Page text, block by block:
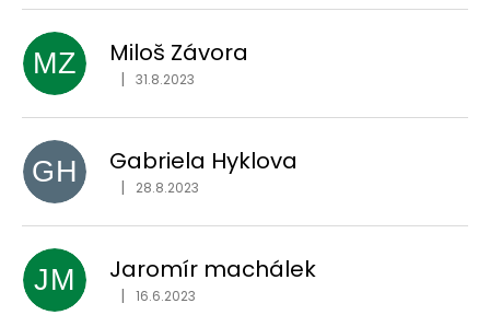
MZ Miloš Závora
Hodnocení obchodu je 5 z 5 hvězdiček.
| 31.8.2023
GH Gabriela Hyklova
Hodnocení obchodu je 5 z 5 hvězdiček.
| 28.8.2023
JM Jaromír machálek
Hodnocení obchodu je 5 z 5 hvězdiček.
| 16.6.2023